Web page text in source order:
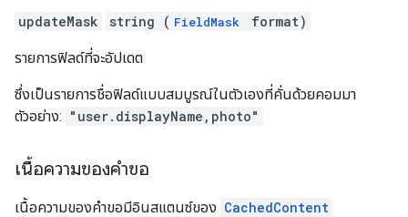
updateMask string ( FieldMask format)
รายการฟิลด์ที่จะอัปเดต
ซึ่งเป็นรายการชื่อฟิลด์แบบสมบูรณ์ในตัวเองที่คั่นด้วยคอมมา
ตัวอย่าง: "user.displayName,photo"
เนื้อความของคำขอ
เนื้อความของคำขอมีอินสแตนซ์ของ CachedContent